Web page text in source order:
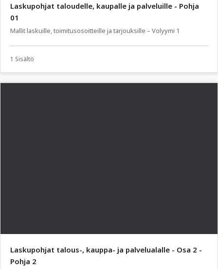
Laskupohjat taloudelle, kaupalle ja palveluille - Pohja
01
Mallit laskuille, toimitusosoitteille ja tarjouksille – Volyymi 1
1 Sisältö
Laskupohjat talous-, kauppa- ja palvelualalle - Osa 2 -
Pohja 2